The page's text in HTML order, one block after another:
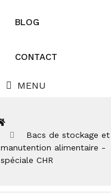
BLOG
CONTACT
MENU
Bacs de stockage et
manutention alimentaire -
spéciale CHR